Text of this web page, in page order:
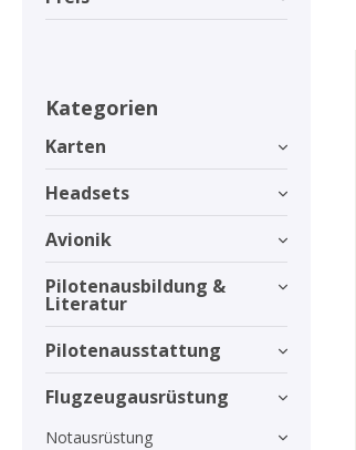
Kategorien
Karten
Headsets
Avionik
Pilotenausbildung &
Literatur
Pilotenausstattung
Flugzeugausrüstung
Notausrüstung